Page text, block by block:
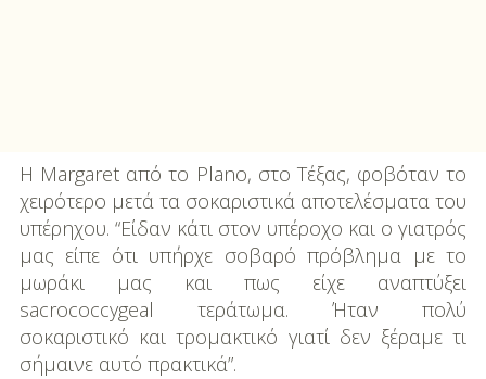
H Margaret από το Plano, στο Τέξας, φοβόταν το
χειρότερο μετά τα σοκαριστικά αποτελέσματα του
υπέρηχου. “Είδαν κάτι στον υπέροχο και ο γιατρός
μας είπε ότι υπήρχε σοβαρό πρόβλημα με το
μωράκι μας και πως είχε αναπτύξει
sacrococcygeal τεράτωμα. Ήταν πολύ
σοκαριστικό και τρομακτικό γιατί δεν ξέραμε τι
σήμαινε αυτό πρακτικά”.